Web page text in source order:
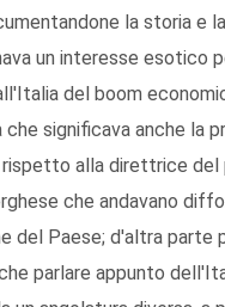
la storia e
un interesse esotico
del boom
significava anche la
alla direttrice del
che andavano
del Paese; d'altra parte
parlare appunto